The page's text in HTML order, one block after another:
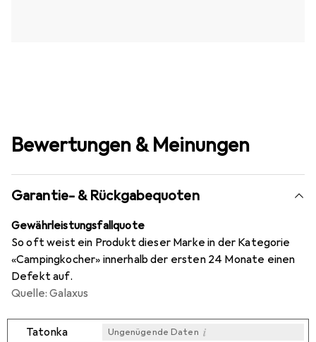
Bewertungen & Meinungen
Garantie- & Rückgabequoten
Gewährleistungsfallquote
So oft weist ein Produkt dieser Marke in der Kategorie
«Campingkocher» innerhalb der ersten 24 Monate einen
Defekt auf.
Quelle: Galaxus
Tatonka Ungenügende Daten i